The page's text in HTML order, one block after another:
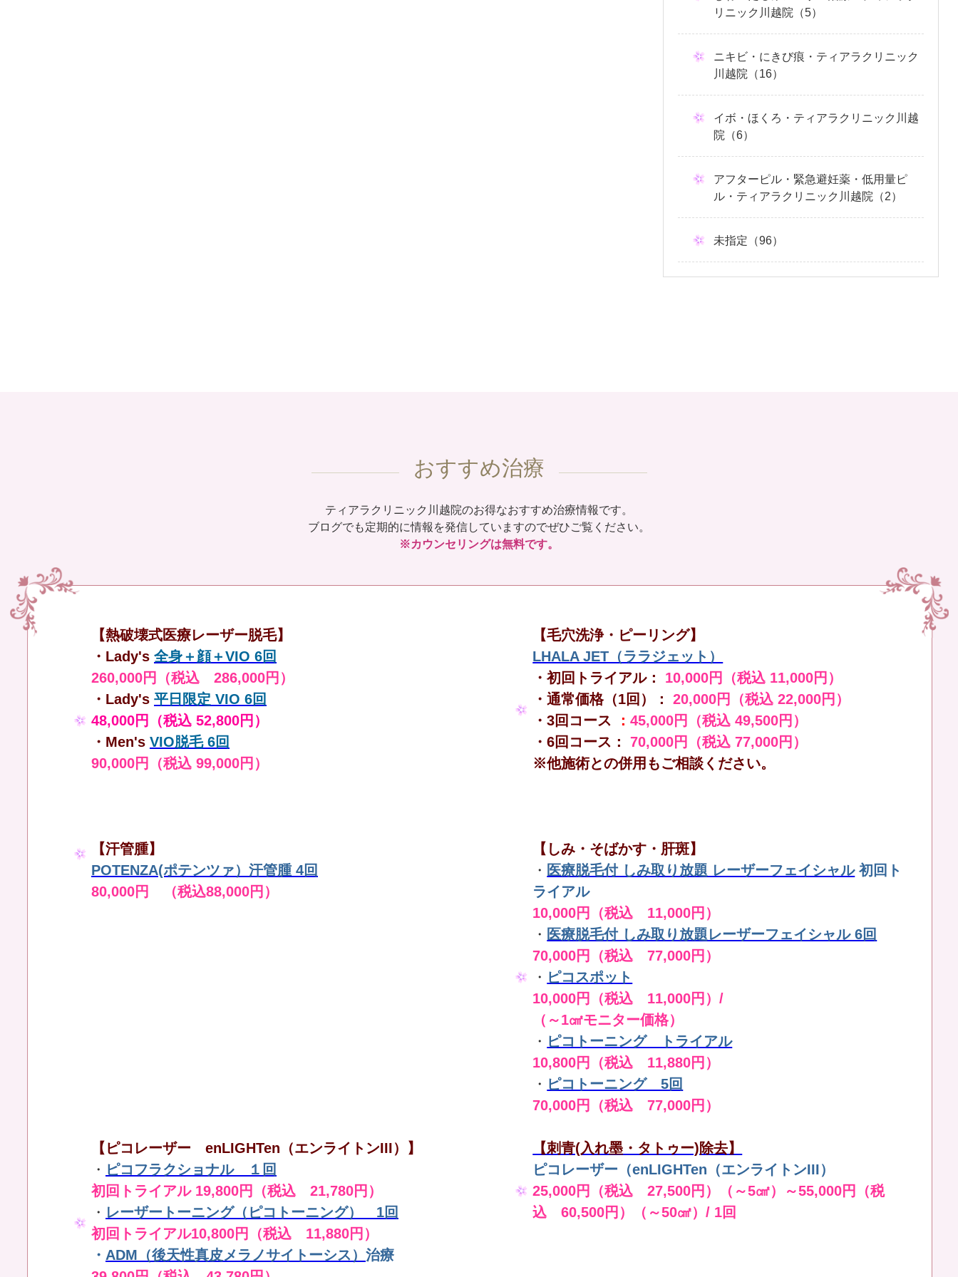
リニック川越院（5）
ニキビ・にきび痕・ティアラクリニック
川越院（16）
イボ・ほくろ・ティアラクリニック川越
院（6）
アフターピル・緊急避妊薬・低用量ピ
ル・ティアラクリニック川越院（2）
未指定（96）
おすすめ治療
ティアラクリニック川越院のお得なおすすめ治療情報です。
ブログでも定期的に情報を発信していますのでぜひご覧ください。
※カウンセリングは無料です。
【熱破壊式医療レーザー脱毛】
・Lady's 全身＋顔＋VIO 6回
260,000円（税込 286,000円）
・Lady's 平日限定 VIO 6回
48,000円（税込 52,800円）
・Men's VIO脱毛 6回
90,000円（税込 99,000円）
【毛穴洗浄・ピーリング】
LHALA JET（ララジェット）
・初回トライアル： 10,000円（税込 11,000円）
・通常価格（1回）：
20,000円（税込 22,000円）
・3回コース ：45,000円（税込 49,500円）
・6回コース：
70,000円（税込 77,000円）
※他施術との併用もご相談ください。
【汗管腫】
POTENZA(ポテンツァ）汗管腫 4回
80,000円 （税込88,000円）
【しみ・そばかす・肝斑】
・ 医療脱毛付 しみ取り放題 レーザーフェイシャル 初回ト
ライアル
10,000円（税込 11,000円）
・ 医療脱毛付 しみ取り放題レーザーフェイシャル 6回
70,000円（税込 77,000円）
・ ピコスポット
10,000円（税込 11,000円）/
（～1㎠モニター価格）
・ ピコトーニング トライアル
10,800円（税込 11,880円）
・ ピコトーニング 5回
70,000円（税込 77,000円）
【ピコレーザー enLIGHTen（エンライトンIII）】
・ ピコフラクショナル １回
初回トライアル 19,800円（税込 21,780円）
・ レーザートーニング（ピコトーニング） 1回
初回トライアル10,800円（税込 11,880円）
・ ADM（後天性真皮メラノサイトーシス） 治療
【刺青(入れ墨・タトゥー)除去】
ピコレーザー（enLIGHTen（エンライトンIII）
25,000円（税込 27,500円）（～5㎠）～55,000円（税
込 60,500円）（～50㎠）/ 1回